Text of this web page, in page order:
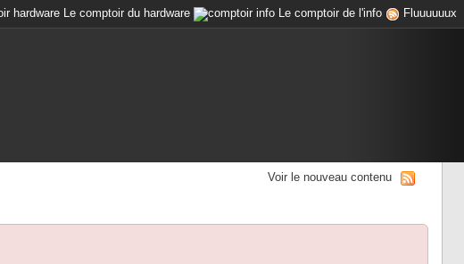
Le comptoir du hardware Le comptoir de l'info Fluuuuuux
Voir le nouveau contenu